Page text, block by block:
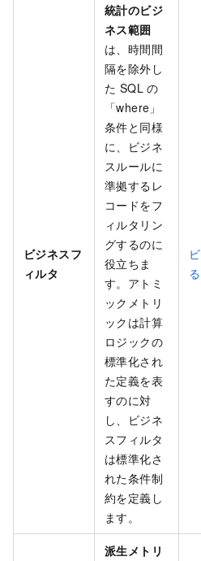
ビジネスフ
ィルタ
統計のビジ
ネス範囲
は、時間間
隔を除外し
た SQL の
「where」
条件と同様
に、ビジネ
スルールに
準拠するレ
コードをフ
ィルタリン
グするのに
役立ちま
す。アトミ
ックメトリ
ックは計算
ロジックの
標準化され
た定義を表
すのに対
し、ビジネ
スフィルタ
は標準化さ
れた条件制
約を定義し
ます。
る
派生メトリ